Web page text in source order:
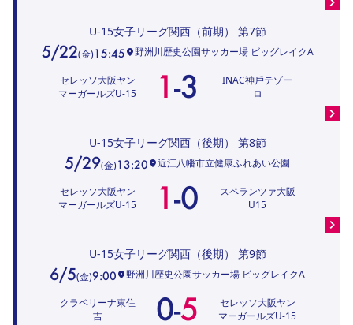
U-15女子リーグ関西（前期） 第7節
5/22(金)15:45 野洲川歴史公園サッカー場 ビッグレイクA
セレッソ大阪ヤン
マーガールズU-15
1-3
INAC神⼾テゾー
ロ
U-15女子リーグ関西（後期） 第8節
5/29(金)13:20 近江八幡市立健康ふれあい公園
セレッソ大阪ヤン
マーガールズU-15
1-0
スペランツァ大阪
U15
U-15女子リーグ関西（後期） 第9節
6/5(金)9:00 野洲川歴史公園サッカー場 ビッグレイクA
セレッソ大阪ヤン
マーガールズU-15
5
-
0
クラベリーナ東住
吉